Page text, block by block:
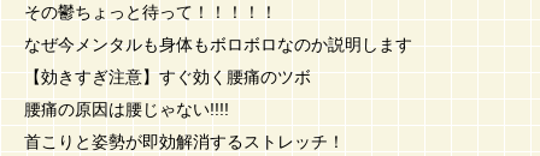
その鬱ちょっと待って！！！！！
なぜ今メンタルも身体もボロボロなのか説明します
【効きすぎ注意】すぐ効く腰痛のツボ
腰痛の原因は腰じゃない!!!!
首こりと姿勢が即効解消するストレッチ！